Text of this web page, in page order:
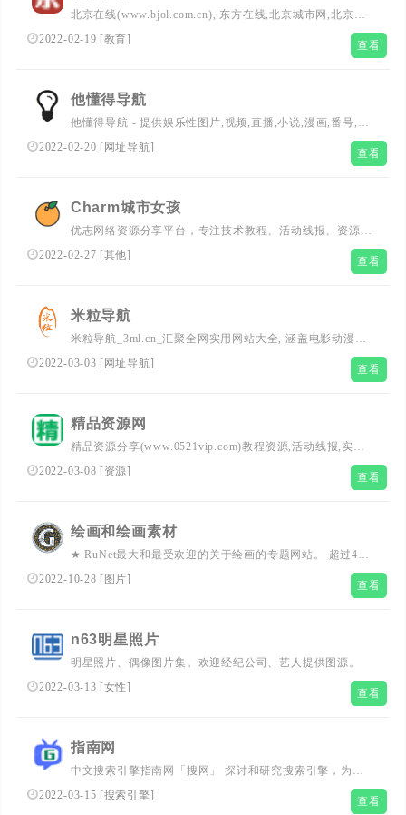
北京在线(www.bjol.com.cn), 东方在线,北京城市网,北京之
窗,北京城市**,北京新闻,北京文化,北京旅游、北京教育、
北京早报、北京世博会、北京纪录片、北京牛市、北京文
北京楼市、北京车市、北京摄影、北京IT、北京女性、北京
科技,北京股票
2022-02-19 [教育] 查看
他懂得导航
他懂得导航 - 提供娱乐性图片,视频,直播,小说,漫画,番号,种
子,磁力网址导航服务！
2022-02-20 [网址导航] 查看
Charm城市女孩
优志网络资源分享平台，专注技术教程、活动线报、资源服
务、绿色软件、破解软件，等资源搜集分享。
2022-02-27 [其他] 查看
米粒导航
米粒导航_3ml.cn_汇聚全网实用网站大全, 涵盖电影动漫、
音乐曲库、小说漫画、图片图库、行业领域等资源类别,旨
在方便网友们快速找到自已需要的网站,而不用去记太多复
2022-03-03 [ 网址导航] 查看
精品资源网
精品资源分享(www.0521vip.com)教程资源,活动线报,实用
软件,女孩图片,致力于免费分享精品资源,网络爱好者的栖息
2022-03-08 [资源] 查看
绘画和绘画素材
★ RuNet最大和最受欢迎的关于绘画的专题网站。 超过4万
名艺术家，从我们同时代的人到已经熟知的老主人。 来自
私人收藏和世界上最好的博物馆的50多万幅画作。 巨型虚
2022-10-28 [ 图片] 查看
n63明星照片
明星照片、偶像图片集。欢迎经纪公司、艺人提供图源。
2022-03-13 [女性] 查看
指南网
中文搜索引擎指南网「搜网」 探讨和研究搜索引擎，为您
分享百度、谷歌、搜狗、360搜索、必应、头条搜索等搜索
引擎使用技巧及方法，搜索引擎工具，提升工作效率，让您
2022-03-15 [搜索引擎] 查看